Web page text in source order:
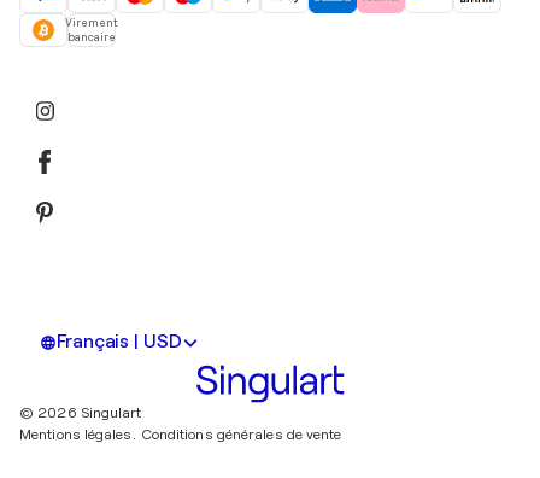
Virement
bancaire
Français | USD
© 2026 Singulart
Mentions légales. Conditions générales de vente